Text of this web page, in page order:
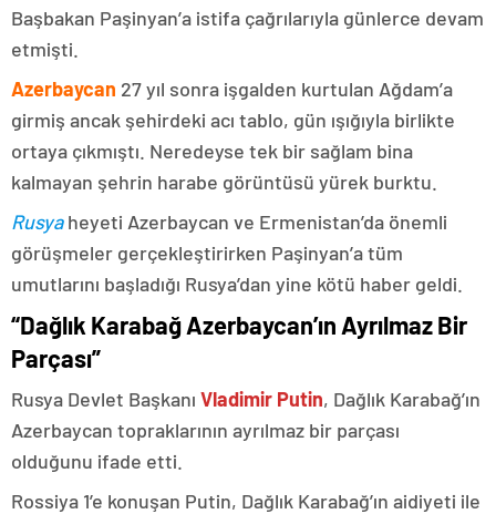
Başbakan Paşinyan’a istifa çağrılarıyla günlerce devam
etmişti.
Azerbaycan 27 yıl sonra işgalden kurtulan Ağdam’a
girmiş ancak şehirdeki acı tablo, gün ışığıyla birlikte
ortaya çıkmıştı. Neredeyse tek bir sağlam bina
kalmayan şehrin harabe görüntüsü yürek burktu.
Rusyaheyeti Azerbaycan ve Ermenistan’da önemli
görüşmeler gerçekleştirirken Paşinyan’a tüm
umutlarını başladığı Rusya’dan yine kötü haber geldi.
“Dağlık Karabağ Azerbaycan’ın Ayrılmaz Bir
Parçası”
Rusya Devlet Başkanı Vladimir Putin, Dağlık Karabağ’ın
Azerbaycan topraklarının ayrılmaz bir parçası
olduğunu ifade etti.
Rossiya 1’e konuşan Putin, Dağlık Karabağ’ın aidiyeti ile